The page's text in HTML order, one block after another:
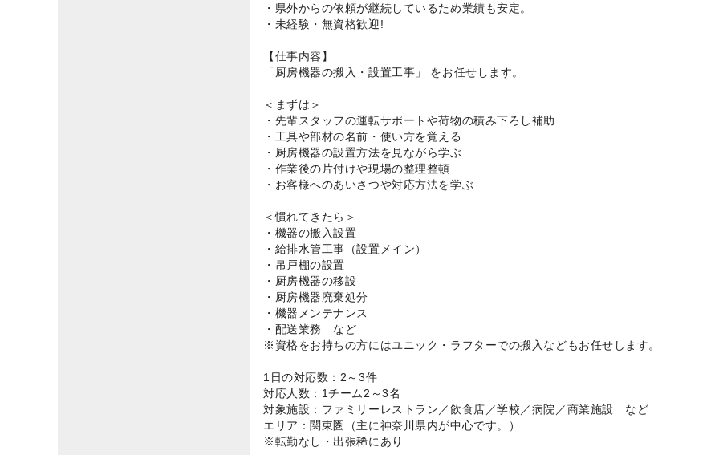
・県外からの依頼が継続しているため業績も安定。
・未経験・無資格歓迎!
【仕事内容】
「厨房機器の搬入・設置工事」 をお任せします。
＜まずは＞
・先輩スタッフの運転サポートや荷物の積み下ろし補助
・工具や部材の名前・使い方を覚える
・厨房機器の設置方法を見ながら学ぶ
・作業後の片付けや現場の整理整頓
・お客様へのあいさつや対応方法を学ぶ
＜慣れてきたら＞
・機器の搬入設置
・給排水管工事（設置メイン）
・吊戸棚の設置
・厨房機器の移設
・厨房機器廃棄処分
・機器メンテナンス
・配送業務 など
※資格をお持ちの方にはユニック・ラフターでの搬入などもお任せします。
1日の対応数：2～3件
対応人数：1チーム2～3名
対象施設：ファミリーレストラン／飲食店／学校／病院／商業施設 など
エリア：関東圏（主に神奈川県内が中心です。）
※転勤なし・出張稀にあり